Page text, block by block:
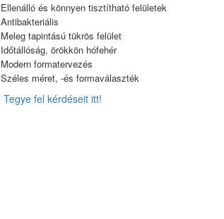
Ellenálló és könnyen tisztítható felületek
Antibakteriális
Meleg tapintású tükrös felület
Időtállóság, örökkön hófehér
Modern formatervezés
Széles méret, -és formaválaszték
Tegye fel kérdéseit itt!